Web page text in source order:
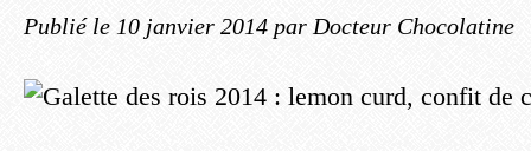
Publié le 10 janvier 2014 par Docteur Chocolatine